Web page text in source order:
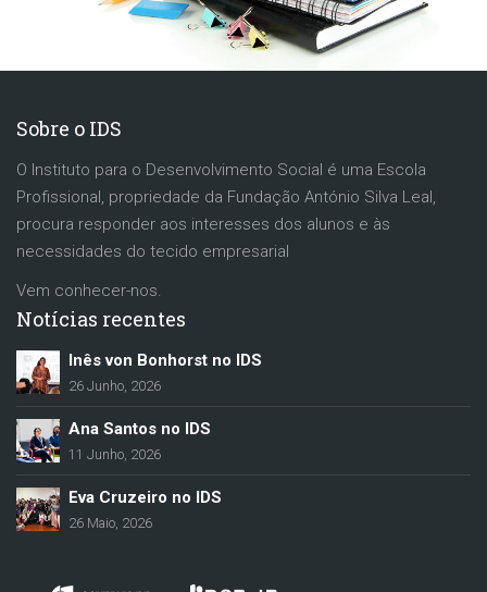
Sobre o IDS
O Instituto para o Desenvolvimento Social é uma Escola
Profissional, propriedade da Fundação António Silva Leal,
procura responder aos interesses dos alunos e às
necessidades do tecido empresarial
Vem conhecer-nos.
Notícias recentes
Inês von Bonhorst no IDS
26 Junho, 2026
Ana Santos no IDS
11 Junho, 2026
Eva Cruzeiro no IDS
26 Maio, 2026